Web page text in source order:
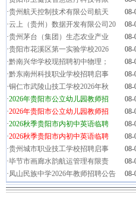
·贵州航天控制技术有限公司航天
08-
·云上（贵州）数据开发有限公司20
08-
·贵州茅台（集团）生态农业产业
08-
·贵阳市花溪区第一实验学校2026
08-
·黔南兴华学校现招聘初中物理；
08-
·黔东南州科技职业学校招聘启事
08-
·铜仁市武陵山技工学校2026年秋
08-
·2026年贵阳市公立幼儿园教师招
08-
·2026年贵阳市公立幼儿园教师招
08-
·2026秋季贵阳市内初中英语临聘
08-
·2026秋季贵阳市内初中英语临聘
08-
·贵州城市职业技工学校招聘启事
08-
·毕节市画廊水韵航运管理有限责
08-
·凤山民族中学2026年教师招聘公告 08-